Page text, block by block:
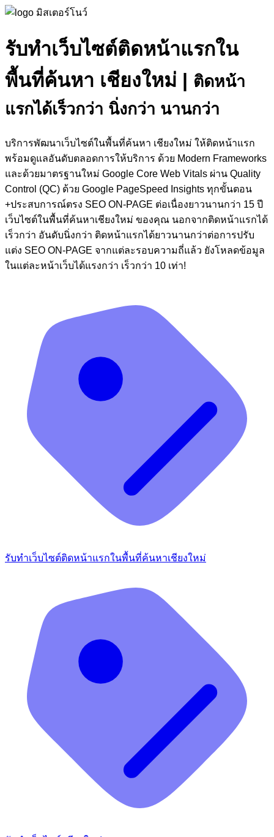
รับทำเว็บไซต์ติดหน้าแรกใน
พื้นที่ค้นหา เชียงใหม่ | ติดหน้า
แรกได้เร็วกว่า นิ่งกว่า นานกว่า
บริการพัฒนาเว็บไซต์ในพื้นที่ค้นหา เชียงใหม่ ให้ติดหน้าแรก
พร้อมดูแลอันดับตลอดการให้บริการ ด้วย Modern Frameworks
และด้วยมาตรฐานใหม่ Google Core Web Vitals ผ่าน Quality
Control (QC) ด้วย Google PageSpeed Insights ทุกขั้นตอน
+ประสบการณ์ตรง SEO ON-PAGE ต่อเนื่องยาวนานกว่า 15 ปี
เว็บไซต์ในพื้นที่ค้นหาเชียงใหม่ ของคุณ นอกจากติดหน้าแรกได้
เร็วกว่า อันดับนิ่งกว่า ติดหน้าแรกได้ยาวนานกว่าต่อการปรับ
แต่ง SEO ON-PAGE จากแต่ละรอบความถี่แล้ว ยังโหลดข้อมูล
ในแต่ละหน้าเว็บได้แรงกว่า เร็วกว่า 10 เท่า!
รับทำเว็บไซต์ติดหน้าแรกในพื้นที่ค้นหาเชียงใหม่